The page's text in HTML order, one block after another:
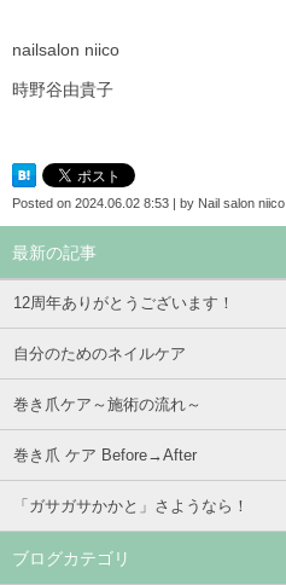
nailsalon niico
時野谷由貴子
Posted on 2024.06.02 8:53 | by Nail salon niico
最新の記事
12周年ありがとうございます！
自分のためのネイルケア
巻き爪ケア～施術の流れ～
巻き爪 ケア Before→After
「ガサガサかかと」さようなら！
ブログカテゴリ